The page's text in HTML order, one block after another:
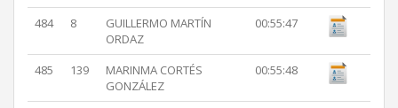
484 8
GUILLERMO MARTÍN
ORDAZ
00:55:47
485 139
MARINMA CORTÉS
GONZÁLEZ
00:55:48